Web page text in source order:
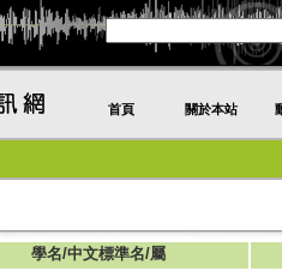
首頁 關於本站
學名/中文標準名/屬